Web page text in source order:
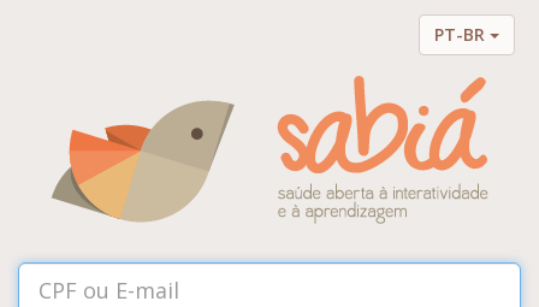
PT-BR